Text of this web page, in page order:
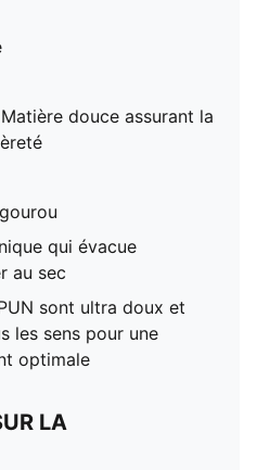
douce assurant la
qui évacue
au sec
sont ultra doux et
les sens pour une
optimale
LA